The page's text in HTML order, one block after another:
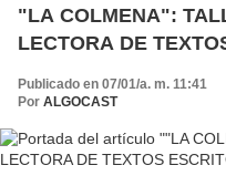
"LA COLMENA":
LECTORA DE
Publicado en 07/01/a. m. 11:41
Por ALGOCAST